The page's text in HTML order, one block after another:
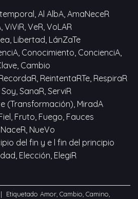
Al AlbA, AmaNeceR
ViViR, VeR, VoLAR
Libertad, LánZaTe
Conocimiento, ConcienciA,
Cambio
ReintentaRTe, RespiraR
Soy, SanaR, ServiR
(Transformación), MiradA
Fruto, Fuego, Fauces
NaceR, NueVo
del fin y e l fin del principio
Elección, ElegiR
| Etiquetado Amor, Cambio, Camino,